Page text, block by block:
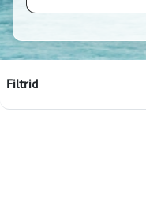
Filtrid